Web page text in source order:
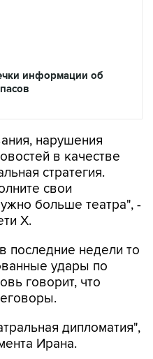
информации об
нарушения
в качестве
стратегия.
свои
больше театра", -
X.
последние недели то
удары по
говорит, что
дипломатия",
Ирана.